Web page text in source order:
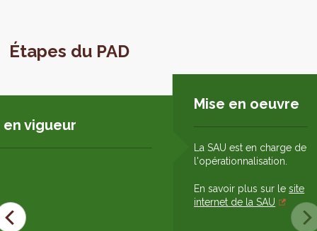
Étapes du PAD
vigueur
Mise en oeuvre
La SAU est en charge de
l'opérationnalisation.
En savoir plus sur lesite
internet de la SAU